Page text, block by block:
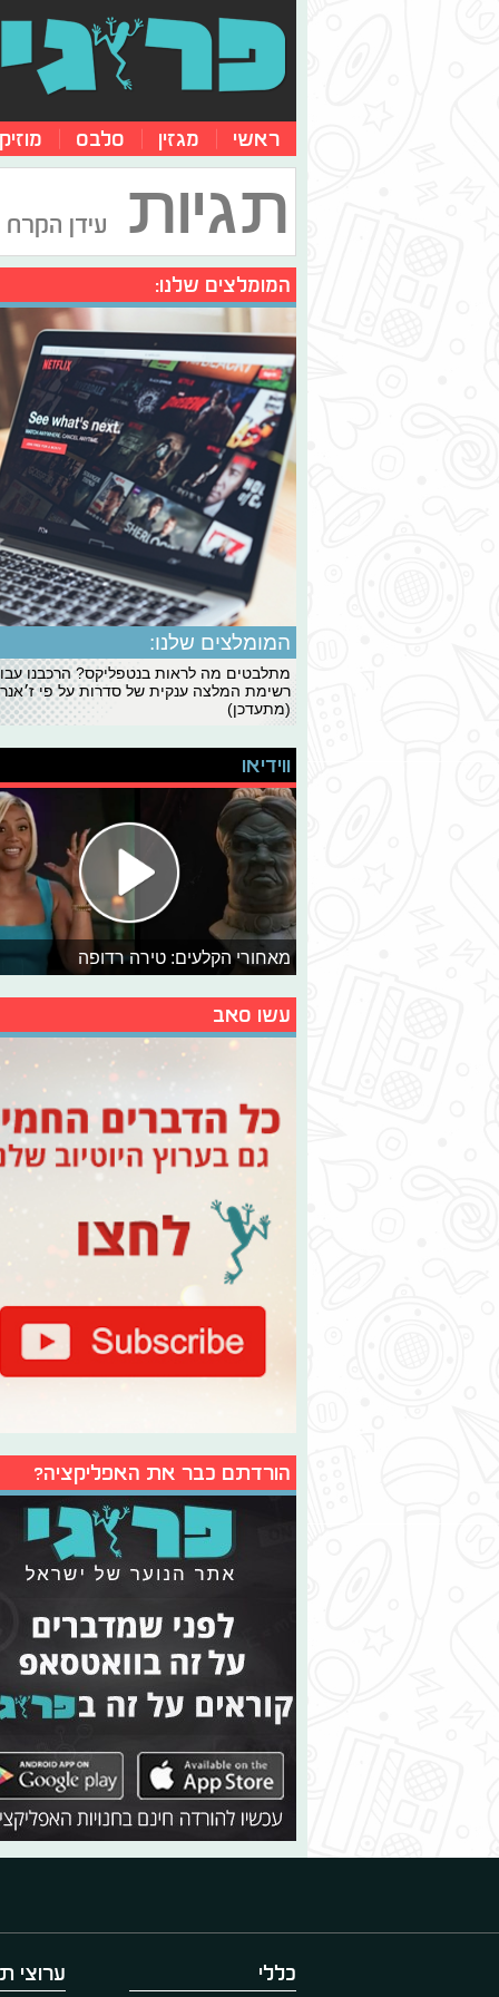
ראשי מגזין סלבס
תגיות עידן הקרח
המומלצים שלנו:
המומלצים שלנו:
מתלבטים מה לראות בנטפליקס? הרכבנו
רשימת המלצה ענקית של סדרות על פי
(מתעדכן)
ווידיאו
מאחורי הקלעים: טירה רדופה
עשו סאב
הורדתם כבר את האפליקציה?
כללי ערוצי